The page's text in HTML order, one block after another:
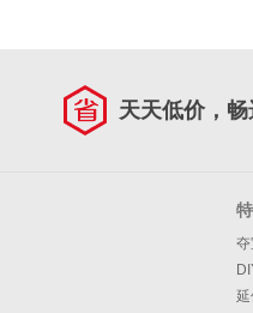
天天低价，
夺
延